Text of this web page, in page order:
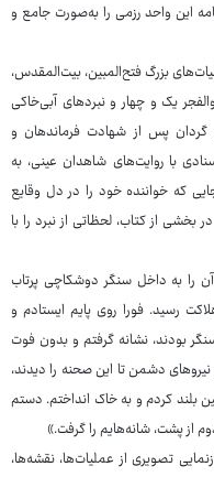
این واحد رزمی را به‌صورت جامع و
بزرگ فتح‌المبین، بیت‌المقدس،
یک و چهار و نبردهای آبی‌خاکی
گردان پس از شهادت فرماندهان و
با روایت‌های شاهدان عینی، به
که خواننده خود را در دل وقایع
بخشی از کتاب، لحظاتی از نبرد را با
را به داخل سنگر دوشکاچی پرتاب
رسید. فورا روی پایم ایستادم و
بودند، نشانه گرفتم و بدون فوت
دشمن تا این صحنه را دیدند،
بلند کردم و به خاک انداختم. دستم
از پشت، شانه‌هایم را گرفت.»
تصویری از عملیات‌ها، نقشه‌ها،